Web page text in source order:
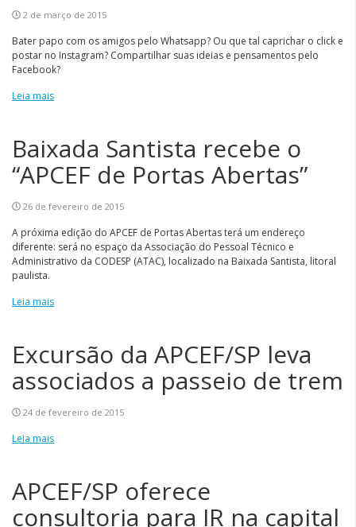
2 de março de 2015
Bater papo com os amigos pelo Whatsapp? Ou que tal caprichar o click e
postar no Instagram? Compartilhar suas ideias e pensamentos pelo
Facebook?
Leia mais
Baixada Santista recebe o
“APCEF de Portas Abertas”
26 de fevereiro de 2015
A próxima edição do APCEF de Portas Abertas terá um endereço
diferente: será no espaço da Associação do Pessoal Técnico e
Administrativo da CODESP (ATAC), localizado na Baixada Santista, litoral
paulista.
Leia mais
Excursão da APCEF/SP leva
associados a passeio de trem
24 de fevereiro de 2015
Leia mais
APCEF/SP oferece
consultoria para IR na capital